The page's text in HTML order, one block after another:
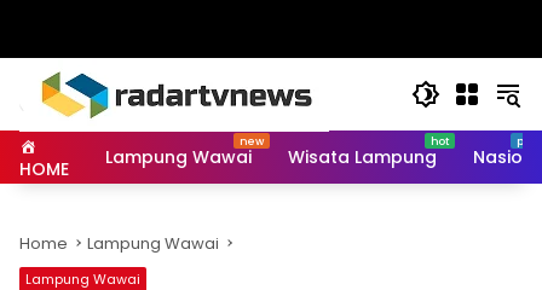
HOME Lampung Wawai Wisata Lampung
Home Lampung Wawai
Lampung Wawai